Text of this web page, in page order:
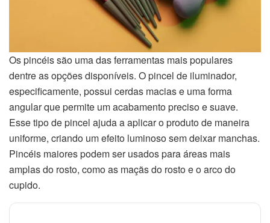
Os pincéis são uma das ferramentas mais populares
dentre as opções disponíveis. O pincel de iluminador,
especificamente, possui cerdas macias e uma forma
angular que permite um acabamento preciso e suave.
Esse tipo de pincel ajuda a aplicar o produto de maneira
uniforme, criando um efeito luminoso sem deixar manchas.
Pincéis maiores podem ser usados para áreas mais
amplas do rosto, como as maçãs do rosto e o arco do
cupido.